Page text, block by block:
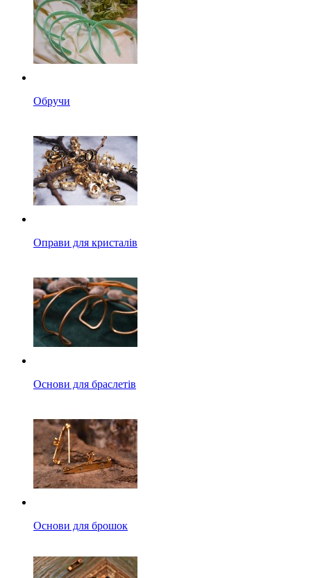
Обручи
Оправи для кристалів
Основи для браслетів
Основи для брошок